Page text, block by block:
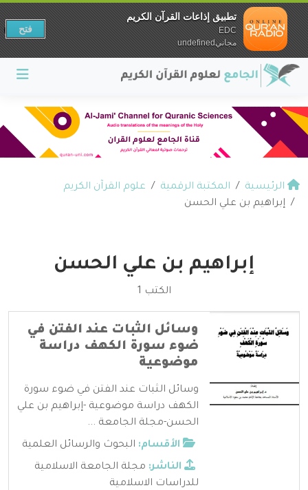
الرئيسية المكتبة الرقمية
علوم القرآن الكريم
إبراهيم بن علي الحسن
إبراهيم بن علي الحسن
الكتب 1
وسائل الثبات عند الفتن في
ضوء سورة الكهف دراسة
موضوعية
وسائل الثبات عند الفتن في ضوء سورة
الكهف دراسة موضوعية -إبراهيم بن علي
الحسن-مجلة الجامعة ...
الأقسام: البحوث والرسائل العلمية
الناشر: مجلة الجامعة الاسلامية
للدراسات الاسلامية
تطبيق إذاعات القرآن الكريم
EDC
مجانيundefined
فتح